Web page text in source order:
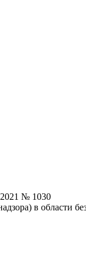
№ 1030
в области